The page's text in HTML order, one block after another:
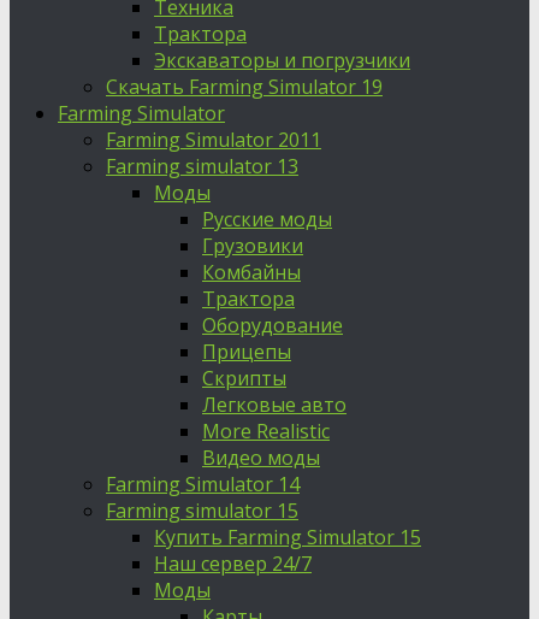
Техника
Трактора
Экскаваторы и погрузчики
Скачать Farming Simulator 19
Farming Simulator
Farming Simulator 2011
Farming simulator 13
Моды
Русские моды
Грузовики
Комбайны
Трактора
Оборудование
Прицепы
Скрипты
Легковые авто
More Realistic
Видео моды
Farming Simulator 14
Farming simulator 15
Купить Farming Simulator 15
Наш сервер 24/7
Моды